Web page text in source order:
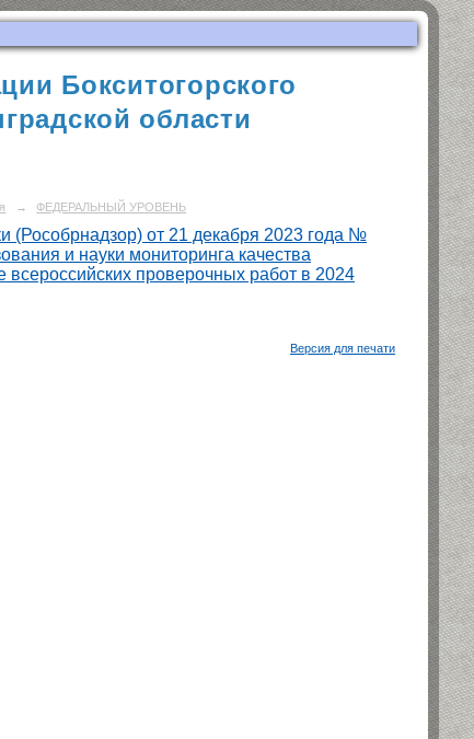
Бокситогорского
области
→ ФЕДЕРАЛЬНЫЙ УРОВЕНЬ
(Рособрнадзор) от 21 декабря 2023 года №
и науки мониторинга качества
проверочных работ в 2024
Версия для печати